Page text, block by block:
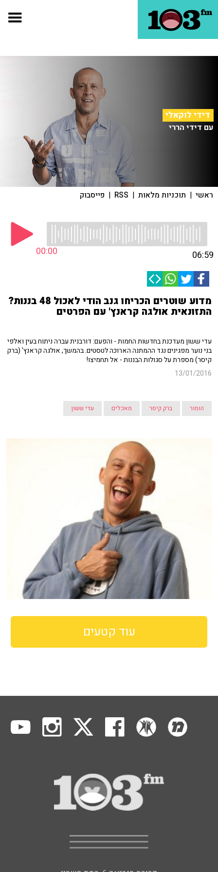
דידי לוקאלי
עם דידי הררי
ראשי | תוכניות מלאות |
RSS
| פייסבוק
00:00 06:59
מדוע שוטרים הכריחו גנב הודי לאכול 48 בננות?
התזונאית אולגה קראנץ' עם הפרטים
עדי ששון מעדכנת בחדשות החמות - והפעם: דורבנית עברה ניתוח בעין ואלפי
בני נוער מפגינים נגד ההמתנה הארוכה לטסטים. בהמשך, אולגה קראנץ' (ברק
קיסר) מספרת על סגולות הבננות - אל תחמיצו!
13/01/2016
הומור ברק קיסר מאכלים עדי ששון
עוד קטעים